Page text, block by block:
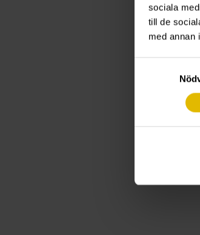
sociala
till de
med annan